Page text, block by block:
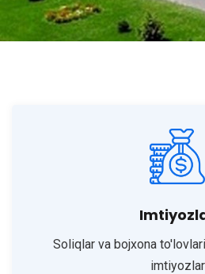
Soliqlar va bojxona
imtiyozlar